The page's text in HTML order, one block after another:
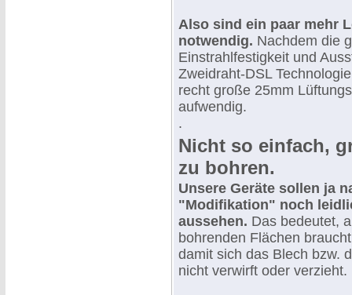
Also sind ein paar mehr
notwendig. Nachdem die
Einstrahlfestigkeit und
Zweidraht-DSL
recht große 25mm
aufwendig.
.
Nicht so einfach,
zu bohren.
Unsere Geräte sollen ja
"Modifikation" noch
aussehen. Das bedeutet,
bohrenden Flächen
damit sich das Blech bzw.
nicht verwirft oder verzieht.